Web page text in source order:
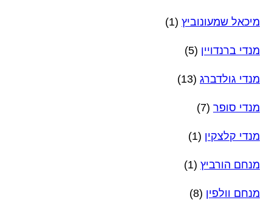
מיכאל שמעונוביץ (1)
מנדי ברנדויין (5)
מנדי גולדברג (13)
מנדי סופר (7)
מנדי קלצקין (1)
מנחם הורביץ (1)
מנחם וולפין (8)